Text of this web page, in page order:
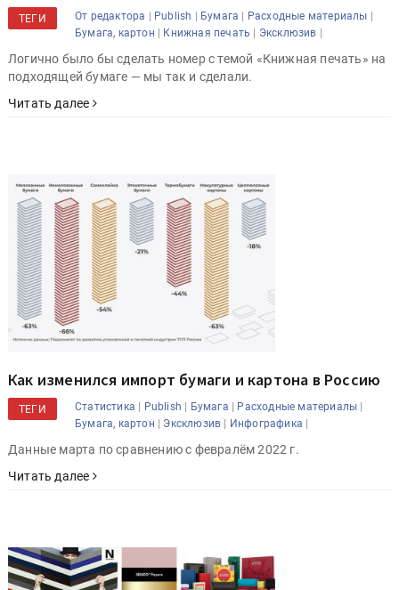
ТЕГИ От редактора | Publish | Бумага | Расходные материалы |
Бумага, картон | Книжная печать | Эксклюзив |
Логично было бы сделать номер с темой «Книжная печать» на
подходящей бумаге — мы так и сделали.
Читать далее
Как изменился импорт бумаги и картона в Россию
ТЕГИ Статистика | Publish | Бумага | Расходные материалы |
Бумага, картон | Эксклюзив | Инфографика |
Данные марта по сравнению с февралём 2022 г.
Читать далее